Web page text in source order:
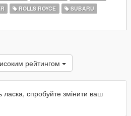
ROLLS ROYCE
SUBARU
рейтингом
спробуйте змінити ваш